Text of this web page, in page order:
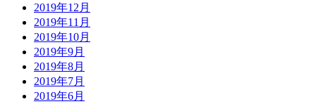
2019年12月
2019年11月
2019年10月
2019年9月
2019年8月
2019年7月
2019年6月